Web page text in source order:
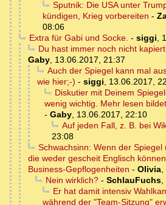
Sputnik: Die USA unter
kündigen, Krieg vorbereiten -
08:06
Extra für Gabi und Socke. - siggi,
Du hast immer noch nicht
Gaby, 13.06.2017, 21:37
Auch der Spiegel kann mal
wie hier;-) - siggi, 13.06.2017,
Diskutier mit Deinem
wenig wichtig. Mehr lesen
- Gaby, 13.06.2017, 22:10
Auf jeden Fall, z. B. bei
23:08
Schwachsinn: Wenn der
die weder gescheit Englisch
Business-Gepflogenheiten - Olivia,
Nein wirklich?- SchlauFuchs,
Er hat damit intensiv
während der "Team-Sitzung"